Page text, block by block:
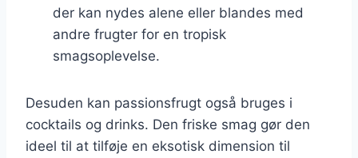
der kan nydes alene eller blandes med
andre frugter for en tropisk
smagsoplevelse.
Desuden kan passionsfrugt også bruges i
cocktails og drinks. Den friske smag gør den
ideel til at tilføje en eksotisk dimension til